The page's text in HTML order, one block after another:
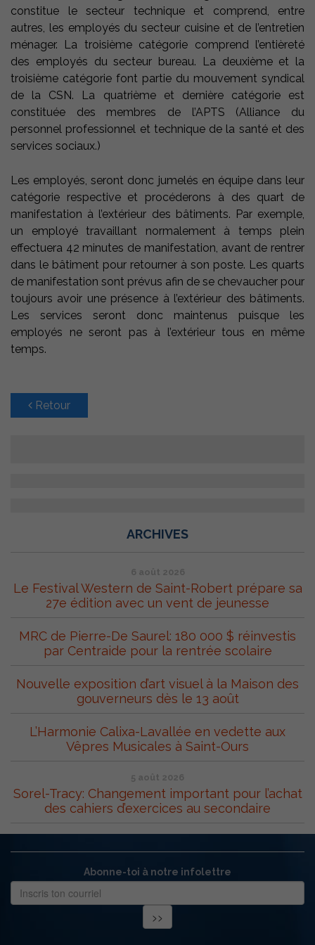
constitue le secteur technique et comprend, entre
autres, les employés du secteur cuisine et de l’entretien
ménager. La troisième catégorie comprend l’entièreté
des employés du secteur bureau. La deuxième et la
troisième catégorie font partie du mouvement syndical
de la CSN. La quatrième et dernière catégorie est
constituée des membres de l’APTS (Alliance du
personnel professionnel et technique de la santé et des
services sociaux.)
Les employés, seront donc jumelés en équipe dans leur
catégorie respective et procéderons à des quart de
manifestation à l’extérieur des bâtiments. Par exemple,
un employé travaillant normalement à temps plein
effectuera 42 minutes de manifestation, avant de rentrer
dans le bâtiment pour retourner à son poste. Les quarts
de manifestation sont prévus afin de se chevaucher pour
toujours avoir une présence à l’extérieur des bâtiments.
Les services seront donc maintenus puisque les
employés ne seront pas à l’extérieur tous en même
temps.
Retour
ARCHIVES
6 août 2026
Le Festival Western de Saint-Robert prépare sa
27e édition avec un vent de jeunesse
MRC de Pierre-De Saurel: 180 000 $ réinvestis
par Centraide pour la rentrée scolaire
Nouvelle exposition d’art visuel à la Maison des
gouverneurs dès le 13 août
L’Harmonie Calixa-Lavallée en vedette aux
Vêpres Musicales à Saint-Ours
5 août 2026
Sorel-Tracy: Changement important pour l’achat
des cahiers d’exercices au secondaire
Abonne-toi à notre infolettre